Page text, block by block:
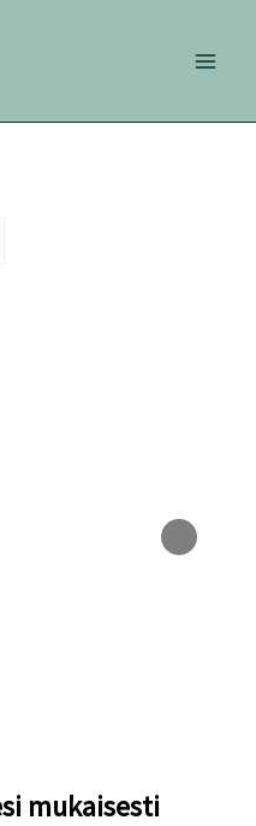
mukaisesti